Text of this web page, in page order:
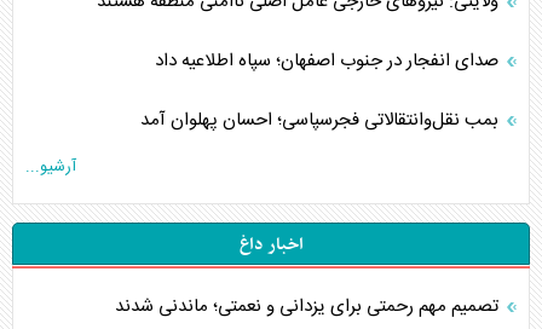
صدای انفجار در جنوب اصفهان؛ سپاه اطلاعیه داد
بمب نقل‌وانتقالاتی فجرسپاسی؛ احسان پهلوان آمد
آرشیو...
اخبار داغ
تصمیم مهم رحمتی برای یزدانی و نعمتی؛ ماندنی شدند